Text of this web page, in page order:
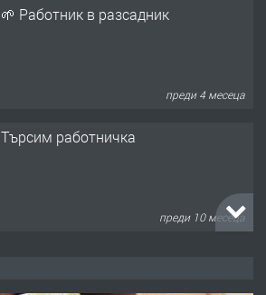
🌱 Работник в разсадник
преди 4 месеца
Търсим работничка
преди 10 месеца